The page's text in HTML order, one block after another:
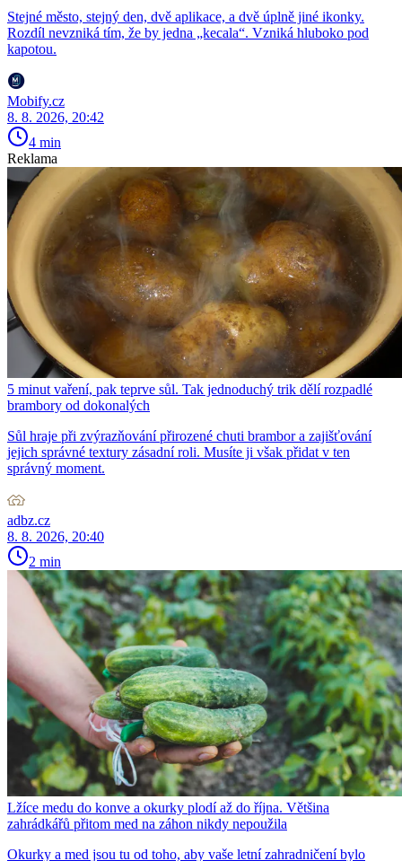
Stejné město, stejný den, dvě aplikace, a dvě úplně jiné ikonky.
Rozdíl nevzniká tím, že by jedna „kecala“. Vzniká hluboko pod
kapotou.
Mobify.cz
8. 8. 2026, 20:42
4 min
Reklama
5 minut vaření, pak teprve sůl. Tak jednoduchý trik dělí rozpadlé
brambory od dokonalých
Sůl hraje při zvýrazňování přirozené chuti brambor a zajišťování
jejich správné textury zásadní roli. Musíte ji však přidat v ten
správný moment.
adbz.cz
8. 8. 2026, 20:40
2 min
Lžíce medu do konve a okurky plodí až do října. Většina
zahrádkářů přitom med na záhon nikdy nepoužila
Okurky a med jsou tu od toho, aby vaše letní zahradničení bylo